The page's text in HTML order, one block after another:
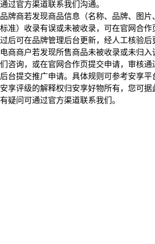
通过官方渠道联系我们沟通。
品牌商若发现商品信息（名称、品牌、图
标准）收录有误或未被收录，可在官网合作
过后可在品牌管理后台更新，经人工核验后
电商商户若发现所售商品未被收录或未归
们咨询，或在官网合作页提交申请，审核通
后台提交推广申请。具体规则可参考安享平
安享评级的解释权归安享好物所有，您可据
有疑问可通过官方渠道联系我们。